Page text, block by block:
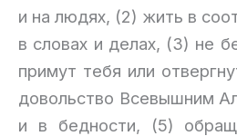
и на людях, (2) жить в
в словах и делах, (3) не
примут тебя или
довольство Всевышним
и в бедности, (5)